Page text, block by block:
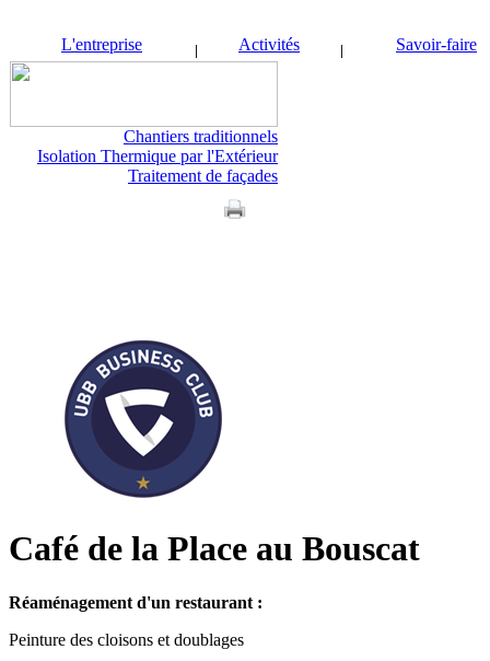
L'entreprise Activités Savoir-faire
Chantiers traditionnels
Isolation Thermique par l'Extérieur
Traitement de façades
Café de la Place au Bouscat
Réaménagement d'un restaurant :
Peinture des cloisons et doublages